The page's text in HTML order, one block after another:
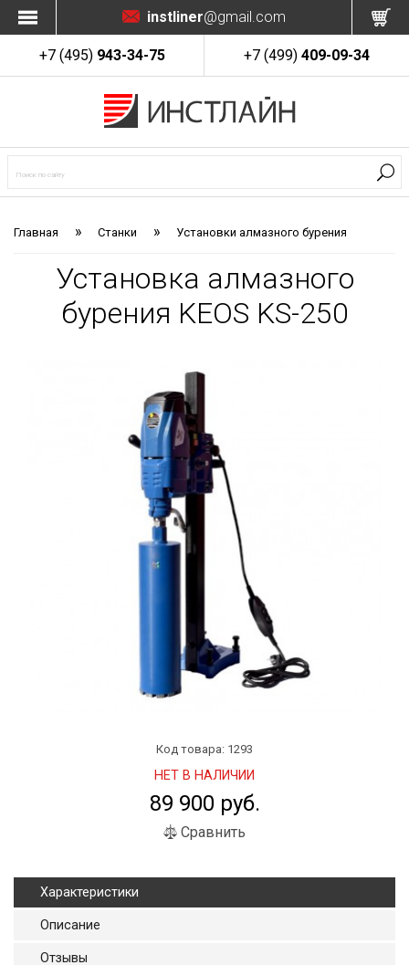
instliner@gmail.com
+7 (495) 943-34-75 +7 (499) 409-09-34
Главная » Станки » Установки алмазного бурения
Установка алмазного
бурения KEOS KS-250
Код товара: 1293
НЕТ В НАЛИЧИИ
89 900 руб.
Сравнить
Характеристики
Описание
Отзывы